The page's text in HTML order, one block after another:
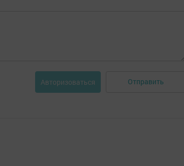
Авторизоваться Отправить